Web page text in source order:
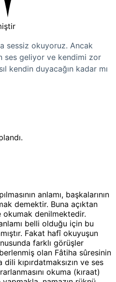
sessiz okuyoruz. Ancak
ses geliyor ve kendimi zor
kendin duyacağın kadar mı
anlamı, başkalarının
demektir. Buna açıktan
denilmektedir.
belli olduğu için bu
Fakat hafî okuyuşun
farklı görüşler
olan Fâtiha sûresinin
kıpırdatmaksızın ve ses
okuma (kıraat)